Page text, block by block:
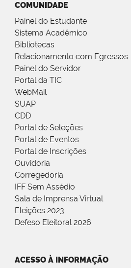
COMUNIDADE
Painel do Estudante
Sistema Acadêmico
Bibliotecas
Relacionamento com Egressos
Painel do Servidor
Portal da TIC
WebMail
SUAP
CDD
Portal de Seleções
Portal de Eventos
Portal de Inscrições
Ouvidoria
Corregedoria
IFF Sem Assédio
Sala de Imprensa Virtual
Eleições 2023
Defeso Eleitoral 2026
ACESSO À INFORMAÇÃO